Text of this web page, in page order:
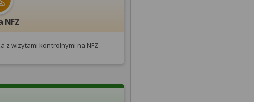
NFZ
z wizytami kontrolnymi na NFZ